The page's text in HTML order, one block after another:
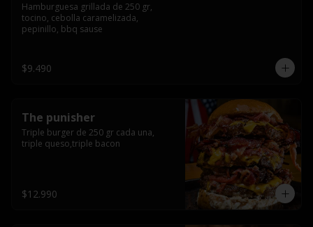
Hamburguesa grillada de 250 gr,
tocino, cebolla caramelizada,
pepinillo, bbq sause
$9.490
The punisher
Triple burger de 250 gr cada una,
triple queso,triple bacon
$12.990